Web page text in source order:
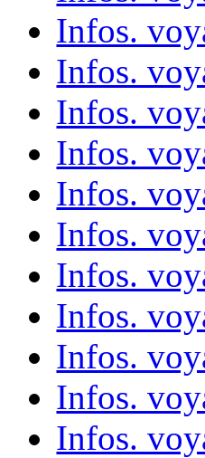
Infos.
Infos.
Infos.
Infos.
Infos.
Infos.
Infos.
Infos.
Infos.
Infos.
Infos.